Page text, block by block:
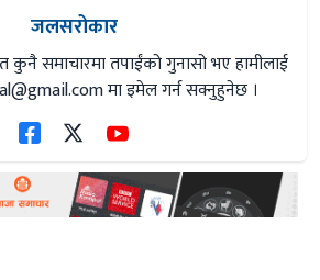
जलसरोकार
कुनै समाचारमा तपाईंको गुनासो भए हामीलाई
मा इमेल गर्न सक्नुहुनेछ ।